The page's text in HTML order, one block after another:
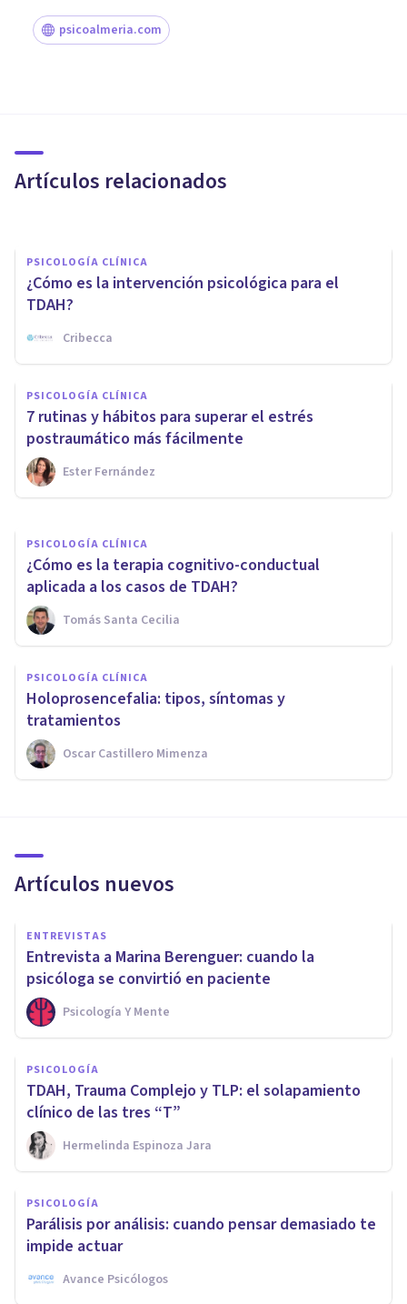
psicoalmeria.com
Artículos relacionados
pánico? 5 ideas clave
PSICOLOGÍA CLÍNICA
¿Cómo es la intervención psicológica para el
TDAH?
Cribecca
PSICOLOGÍA CLÍNICA
7 rutinas y hábitos para superar el estrés
postraumático más fácilmente
Ester Fernández
PSICOLOGÍA CLÍNICA
​Pregorexia: mujeres
embarazadas que no quieren
engordar
Jonathan García-Allen
PSICOLOGÍA CLÍNICA
¿Cómo es la terapia cognitivo-conductual
aplicada a los casos de TDAH?
Tomás Santa Cecilia
PSICOLOGÍA CLÍNICA
Holoprosencefalia: tipos, síntomas y
tratamientos
Oscar Castillero Mimenza
Artículos nuevos
ENTREVISTAS
Entrevista a Marina Berenguer: cuando la
psicóloga se convirtió en paciente
Psicología Y Mente
PSICOLOGÍA
TDAH, Trauma Complejo y TLP: el solapamiento
clínico de las tres “T”
Hermelinda Espinoza Jara
PSICOLOGÍA
Parálisis por análisis: cuando pensar demasiado te
impide actuar
Avance Psicólogos